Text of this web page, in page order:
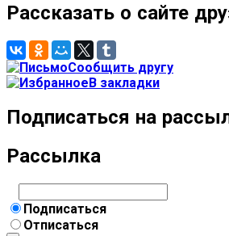
Рассказать о сайте
Сообщить другу
В закладки
Подписаться на
Рассылка
Подписаться
Отписаться